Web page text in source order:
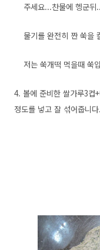
주세요...찬물에 헹군뒤
물기를 완전히 짠 쑥을
저는 쑥개떡 먹을때 쑥
4. 볼에 준비한 쌀가루3컵
정도를 넣고 잘 섞어줍니